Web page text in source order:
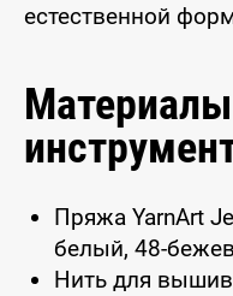
естественной
Пряжа YarnArt
белый, 48-
Нить для